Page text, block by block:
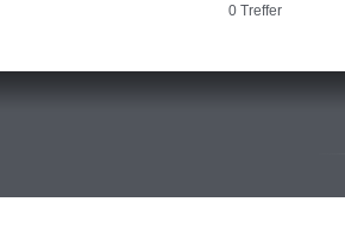
0 Treffer